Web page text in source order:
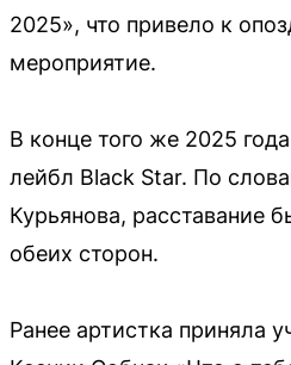
2025», что привело к
мероприятие.
В конце того же 2025
лейбл Black Star. По
Курьянова, расставание
обеих сторон.
Ранее артистка приняла